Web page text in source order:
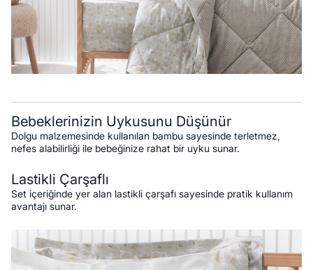
Bebeklerinizin Uykusunu Düşünür
Dolgu malzemesinde kullanılan bambu sayesinde terletmez,
nefes alabilirliği ile bebeğinize rahat bir uyku sunar.
Lastikli Çarşaflı
Set içeriğinde yer alan lastikli çarşafı sayesinde pratik kullanım
avantajı sunar.